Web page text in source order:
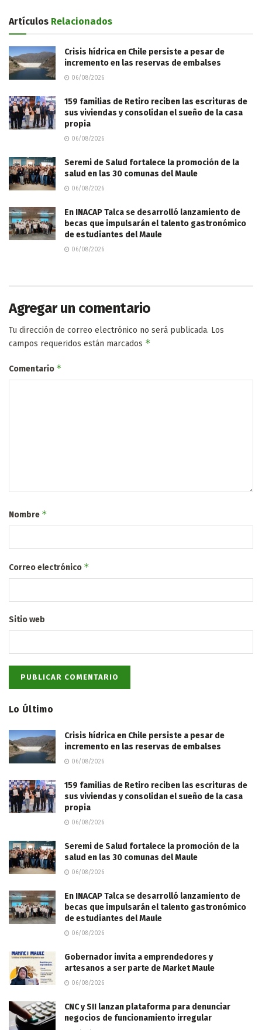
Artículos Relacionados
Crisis hídrica en Chile persiste a pesar de
incremento en las reservas de embalses
06/08/2026
159 familias de Retiro reciben las escrituras de
sus viviendas y consolidan el sueño de la casa
propia
06/08/2026
Seremi de Salud fortalece la promoción de la
salud en las 30 comunas del Maule
06/08/2026
En INACAP Talca se desarrolló lanzamiento de
becas que impulsarán el talento gastronómico
de estudiantes del Maule
06/08/2026
Agregar un comentario
Tu dirección de correo electrónico no será publicada. Los
campos requeridos están marcados *
Comentario *
Nombre *
Correo electrónico *
Sitio web
Lo Último
Crisis hídrica en Chile persiste a pesar de
incremento en las reservas de embalses
06/08/2026
159 familias de Retiro reciben las escrituras de
sus viviendas y consolidan el sueño de la casa
propia
06/08/2026
Seremi de Salud fortalece la promoción de la
salud en las 30 comunas del Maule
06/08/2026
En INACAP Talca se desarrolló lanzamiento de
becas que impulsarán el talento gastronómico
de estudiantes del Maule
06/08/2026
Gobernador invita a emprendedores y
artesanos a ser parte de Market Maule
06/08/2026
CNC y SII lanzan plataforma para denunciar
negocios de funcionamiento irregular